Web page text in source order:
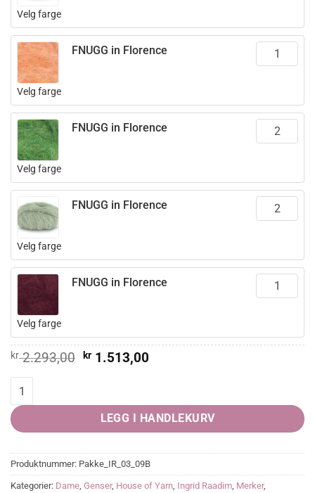
Velg farge
Velg farge
FNUGG in Florence
Velg farge
FNUGG in Florence
Velg farge
FNUGG in Florence
Velg farge
FNUGG in Florence
kr2.293,00 Opprinnelig
kr1.513,00Nåværende
ELLINOR genser quantity
LEGG I HANDLEKURV
Produktnummer: Pakke_IR_03_09B
Kategorier: Dame, Genser, House of Yarn, Ingrid Raadim, Merker,